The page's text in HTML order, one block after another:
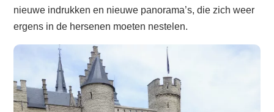
nieuwe indrukken en nieuwe panorama’s, die zich weer
ergens in de hersenen moeten nestelen.